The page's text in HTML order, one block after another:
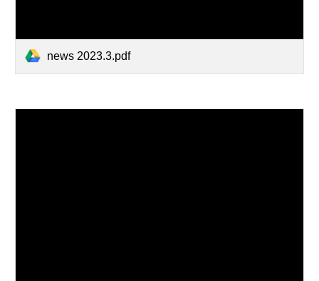
news 2023.3.pdf